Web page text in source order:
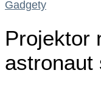
Gadgety
Projektor
astronaut